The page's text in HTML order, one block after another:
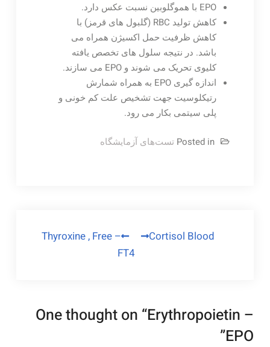
EPO با هموگلوبین نسبت عکس دارد.
کاهش تولید RBC (گلبول های قرمز) با
کاهش ظرفیت حمل اکسیژن همراه می
باشد. در نتیجه سلول های تخصص یافته
کلیوی تحریک می شوند و EPO می سازند.
اندازه گیری EPO به همراه شمارش
رتیکلوسیت جهت تشخیص علت کم خونی و
پلی سیتمی بکار می رود.
Posted in تست‌های آزمایشگاه
راهبری
Thyroxine , Free –
FT4
Cortisol Blood
One thought on “Erythropoietin –
EPO
”